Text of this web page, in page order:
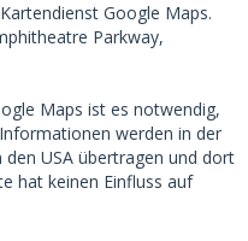
Google Maps.
Parkway,
Maps ist es notwendig,
werden in der
den USA übertragen und dort
hat keinen Einfluss auf